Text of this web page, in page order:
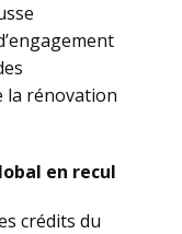
la rénovation
en recul
crédits du